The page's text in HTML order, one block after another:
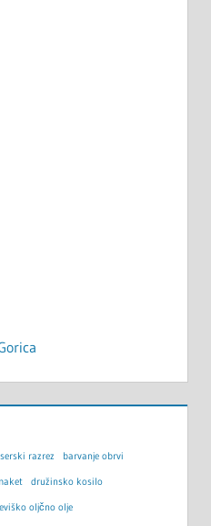
razrez barvanje obrvi
družinsko kosilo
oljčno olje